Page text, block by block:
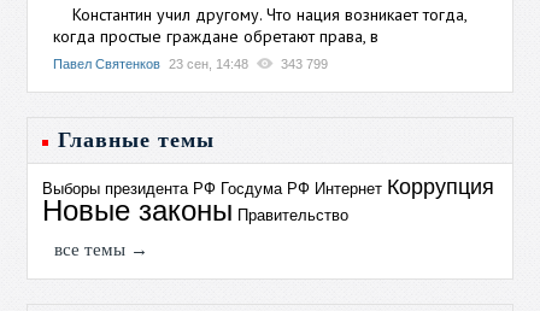
Константин учил другому. Что нация возникает тогда,
когда простые граждане обретают права, в
Павел Святенков 23 сен, 14:48 343 799
Главные темы
Выборы президента РФ Госдума РФ Интернет Коррупция
Новые законы Правительство
все темы →